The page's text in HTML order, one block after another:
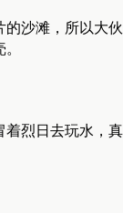
沙滩，所以大伙
着烈日去玩水，真